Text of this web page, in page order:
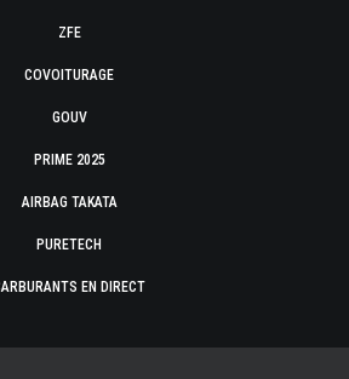
ZFE
COVOITURAGE
GOUV
PRIME 2025
AIRBAG TAKATA
PURETECH
EN DIRECT